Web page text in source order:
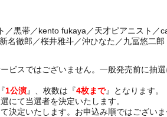
／黒帯／kento fukaya／天才ピアニスト／
名徹郎／桜井雅斗／沖ひなた／九冨悠二郎
ビスではございません。一般発売前に抽
1公演』、枚数は『4枚まで』となります。
にて当選者を決定いたします。
決定いたします。お申込み順ではございま